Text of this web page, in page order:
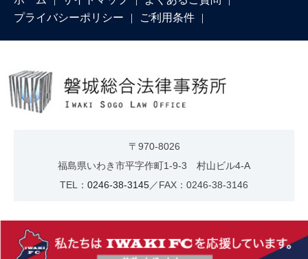
プライバシーポリシー
ご利用条件
〒970-8026
福島県いわき市平字作町1-9-3 村山ビル4-A
TEL： 0246-38-3145／FAX：0246-38-3146